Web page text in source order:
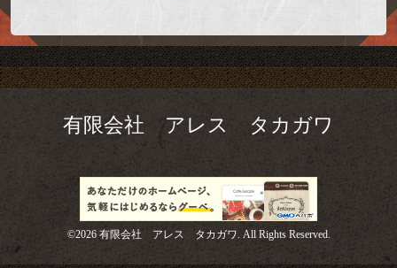
有限会社 アレス タカガワ
©2026 有限会社 アレス タカガワ. All Rights Reserved.